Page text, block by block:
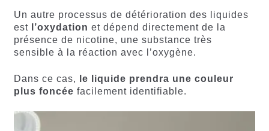
Un autre processus de détérioration des liquides
est
l’oxydation et dépend directement de la
présence de nicotine, une substance très
sensible à la réaction avec l’oxygène.
Dans ce cas,
le liquide prendra une couleur
plus foncée facilement identifiable.